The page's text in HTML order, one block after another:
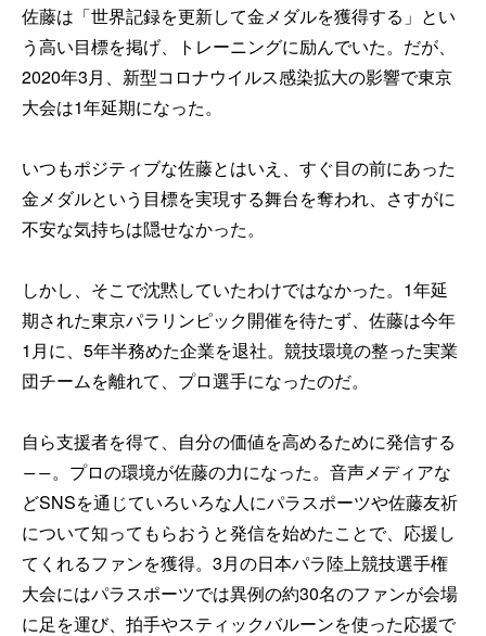
佐藤は「世界記録を更新して金メダルを獲得する」とい
う高い目標を掲げ、トレーニングに励んでいた。だが、
2020年3月、新型コロナウイルス感染拡大の影響で東京
大会は1年延期になった。
いつもポジティブな佐藤とはいえ、すぐ目の前にあった
金メダルという目標を実現する舞台を奪われ、さすがに
不安な気持ちは隠せなかった。
しかし、そこで沈黙していたわけではなかった。1年延
期された東京パラリンピック開催を待たず、佐藤は今年
1月に、5年半務めた企業を退社。競技環境の整った実業
団チームを離れて、プロ選手になったのだ。
自ら支援者を得て、自分の価値を高めるために発信する
――。プロの環境が佐藤の力になった。音声メディアな
どSNSを通じていろいろな人にパラスポーツや佐藤友祈
について知ってもらおうと発信を始めたことで、応援し
てくれるファンを獲得。3月の日本パラ陸上競技選手権
大会にはパラスポーツでは異例の約30名のファンが会場
に足を運び、拍手やスティックバルーンを使った応援で